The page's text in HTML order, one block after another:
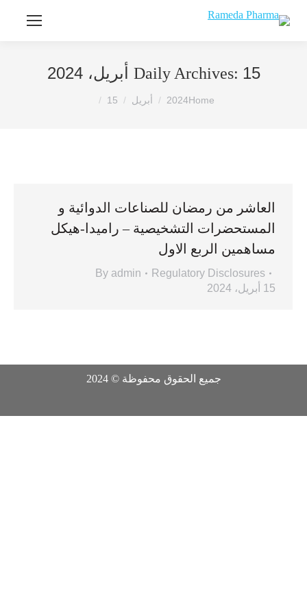
Daily Archives: 15 أبريل، 2024
Home
2024 أبريل 15
العاشر من رمضان للصناعات الدوائية و
المستحضرات التشخيصية – راميدا-هيكل
مساهمين الربع الاول
Regulatory Disclosures
By admin
15 أبريل، 2024
جميع الحقوق محفوظة © 2024